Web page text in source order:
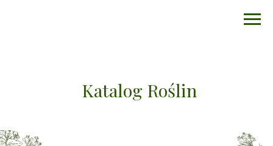
Katalog Roślin